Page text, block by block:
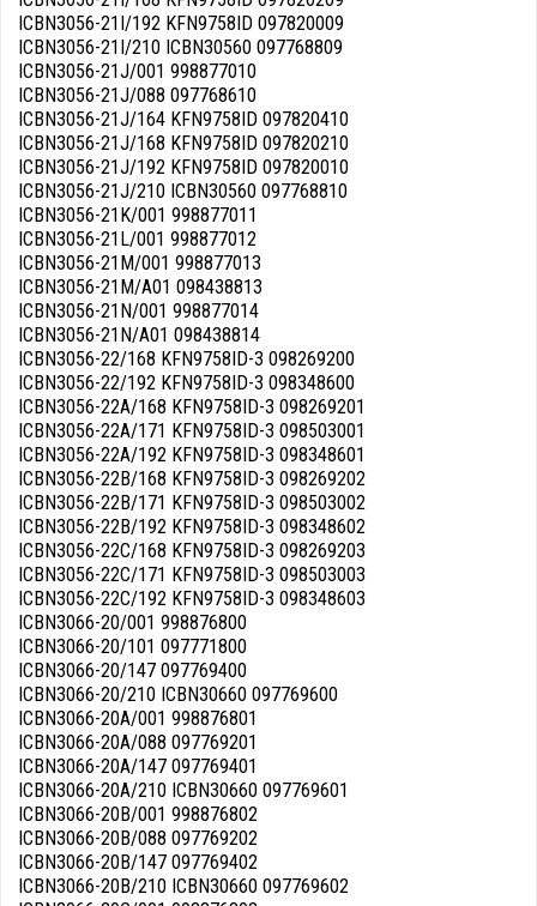
ICBN3056-21I/192 KFN9758ID 097820009
ICBN3056-21I/210 ICBN30560 097768809
ICBN3056-21J/001 998877010
ICBN3056-21J/088 097768610
ICBN3056-21J/164 KFN9758ID 097820410
ICBN3056-21J/168 KFN9758ID 097820210
ICBN3056-21J/192 KFN9758ID 097820010
ICBN3056-21J/210 ICBN30560 097768810
ICBN3056-21K/001 998877011
ICBN3056-21L/001 998877012
ICBN3056-21M/001 998877013
ICBN3056-21M/A01 098438813
ICBN3056-21N/001 998877014
ICBN3056-21N/A01 098438814
ICBN3056-22/168 KFN9758ID-3 098269200
ICBN3056-22/192 KFN9758ID-3 098348600
ICBN3056-22A/168 KFN9758ID-3 098269201
ICBN3056-22A/171 KFN9758ID-3 098503001
ICBN3056-22A/192 KFN9758ID-3 098348601
ICBN3056-22B/168 KFN9758ID-3 098269202
ICBN3056-22B/171 KFN9758ID-3 098503002
ICBN3056-22B/192 KFN9758ID-3 098348602
ICBN3056-22C/168 KFN9758ID-3 098269203
ICBN3056-22C/171 KFN9758ID-3 098503003
ICBN3056-22C/192 KFN9758ID-3 098348603
ICBN3066-20/001 998876800
ICBN3066-20/101 097771800
ICBN3066-20/147 097769400
ICBN3066-20/210 ICBN30660 097769600
ICBN3066-20A/001 998876801
ICBN3066-20A/088 097769201
ICBN3066-20A/147 097769401
ICBN3066-20A/210 ICBN30660 097769601
ICBN3066-20B/001 998876802
ICBN3066-20B/088 097769202
ICBN3066-20B/147 097769402
ICBN3066-20B/210 ICBN30660 097769602